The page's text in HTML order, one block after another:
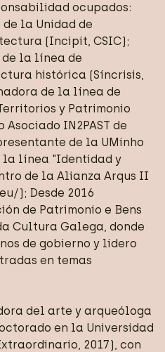
ocupados:
la Unidad de
(Incipit, CSIC);
de la línea de
histórica (Síncrisis,
de la línea de
y Patrimonio
IN2PAST de
de la UMinho
la línea "Identidad y
de la Alianza Arqus II
); Desde 2016
de Patrimonio e Bens
Cultura Galega, donde
de gobierno y lidero
en temas
del arte y arqueóloga
en la Universidad
2017), con